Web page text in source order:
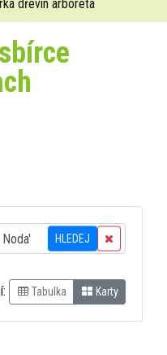
dřevin arboreta
HLEDEJ
Tabulka Karty